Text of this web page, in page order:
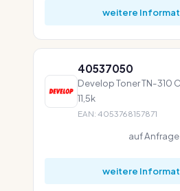
weitere
40537050
Develop Toner TN-310
11,5k
EAN: 4053768157871
auf Anfrage
weitere